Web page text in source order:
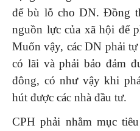
để bù lỗ cho DN. Đồng
nguồn lực của xã hội để
Muốn vậy, các DN phải
có lãi và phải bảo đảm
đông, có như vậy khi
hút được các nhà đầu tư.
CPH phải nhằm mục